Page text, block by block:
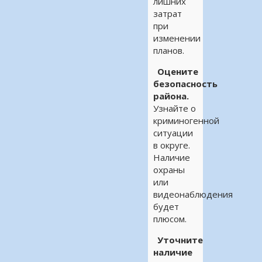
затрат
при
изменении
планов.
Оцените
безопасность
района.
Узнайте о
криминогенной
ситуации
в округе.
Наличие
охраны
или
видеонаблюдения
будет
плюсом.
Уточните
наличие